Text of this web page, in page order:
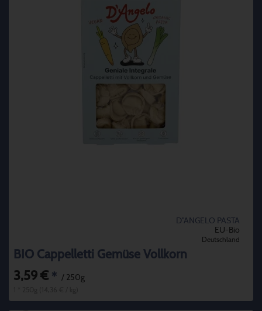
D''ANGELO PASTA
EU-Bio
Deutschland
BIO Cappelletti Gemüse Vollkorn
3,59 € * / 250g